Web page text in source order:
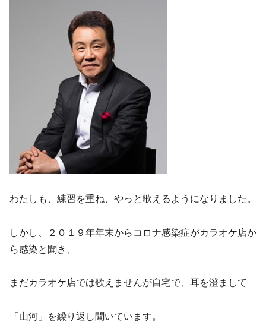
わたしも、練習を重ね、やっと歌えるようになりました。
しかし、２０１９年年末からコロナ感染症がカラオケ店か
ら感染と聞き、
まだカラオケ店では歌えませんが自宅で、耳を澄まして
「山河」を繰り返し聞いています。